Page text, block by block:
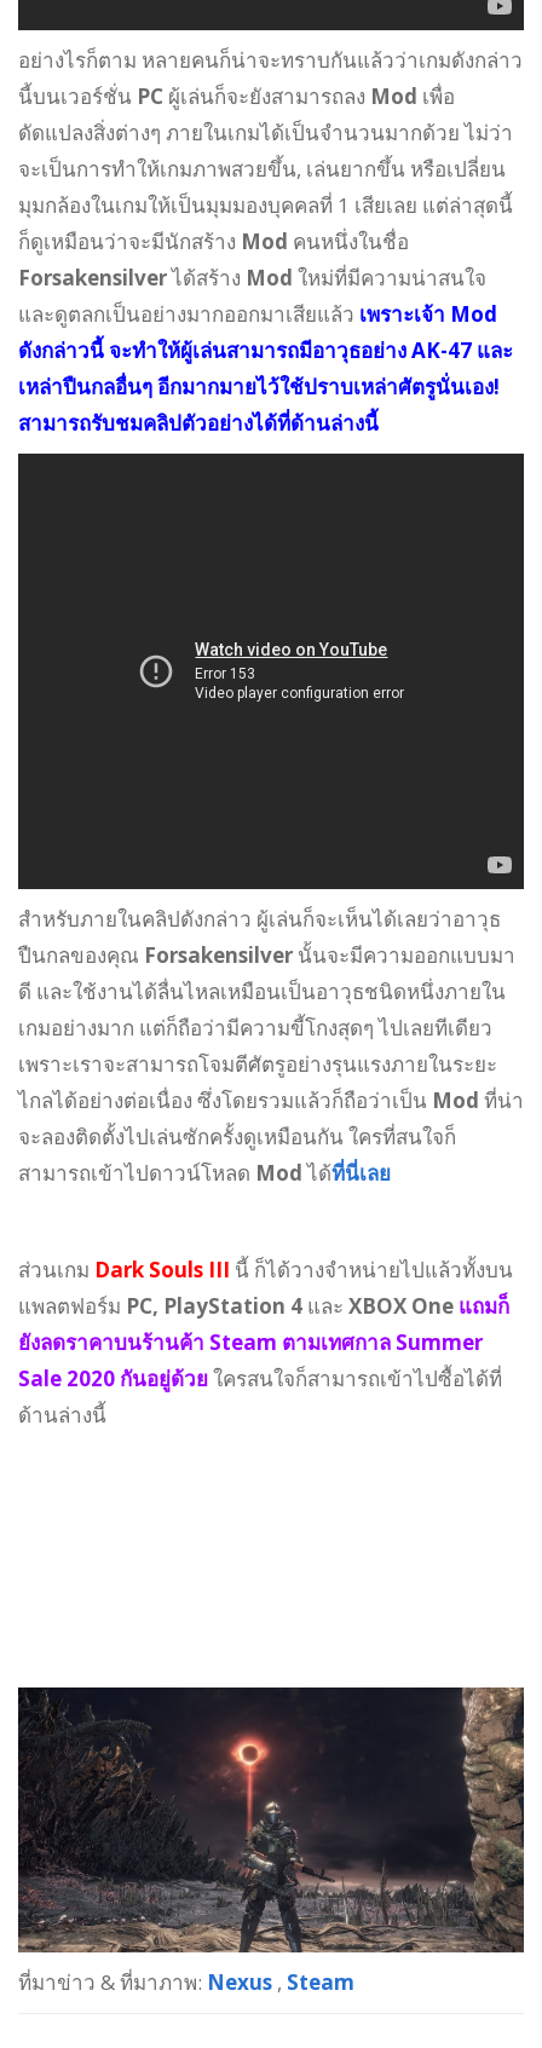
อย่างไรก็ตาม หลายคนก็น่าจะทราบกันแล้วว่าเกมดังกล่าว
นี้บนเวอร์ชั่น PC ผู้เล่นก็จะยังสามารถลง Mod เพื่อ
ดัดแปลงสิ่งต่างๆ ภายในเกมได้เป็นจำนวนมากด้วย ไม่ว่า
จะเป็นการทำให้เกมภาพสวยขึ้น, เล่นยากขึ้น หรือเปลี่ยน
มุมกล้องในเกมให้เป็นมุมมองบุคคลที่ 1 เสียเลย แต่ล่าสุดนี้
ก็ดูเหมือนว่าจะมีนักสร้าง Mod คนหนึ่งในชื่อ
Forsakensilverได้สร้าง Mod ใหม่ที่มีความน่าสนใจ
และดูตลกเป็นอย่างมากออกมาเสียแล้ว เพราะเจ้า Mod
ดังกล่าวนี้ จะทำให้ผู้เล่นสามารถมีอาวุธอย่าง AK-47 และ
เหล่าปืนกลอื่นๆ อีกมากมายไว้ใช้ปราบเหล่าศัตรูนั่นเอง!
สามารถรับชมคลิปตัวอย่างได้ที่ด้านล่างนี้
สำหรับภายในคลิปดังกล่าว ผู้เล่นก็จะเห็นได้เลยว่าอาวุธ
ปืนกลของคุณ Forsakensilver นั้นจะมีความออกแบบมา
ดี และใช้งานได้ลื่นไหลเหมือนเป็นอาวุธชนิดหนึ่งภายใน
เกมอย่างมาก แต่ก็ถือว่ามีความขี้โกงสุดๆ ไปเลยทีเดียว
เพราะเราจะสามารถโจมตีศัตรูอย่างรุนแรงภายในระยะ
ไกลได้อย่างต่อเนื่อง ซึ่งโดยรวมแล้วก็ถือว่าเป็น Mod ที่น่า
จะลองติดตั้งไปเล่นซักครั้งดูเหมือนกัน ใครที่สนใจก็
สามารถเข้าไปดาวน์โหลด Modได้ที่นี่เลย
ส่วนเกม Dark Souls III นี้ ก็ได้วางจำหน่ายไปแล้วทั้งบน
แพลตฟอร์ม PC, PlayStation 4 และ XBOX One แถมก็
ยังลดราคาบนร้านค้า Steam ตามเทศกาล Summer
Sale 2020 กันอยู่ด้วยใครสนใจก็สามารถเข้าไปซื้อได้ที่
ด้านล่างนี้
ที่มาข่าว & ที่มาภาพ: Nexus , Steam